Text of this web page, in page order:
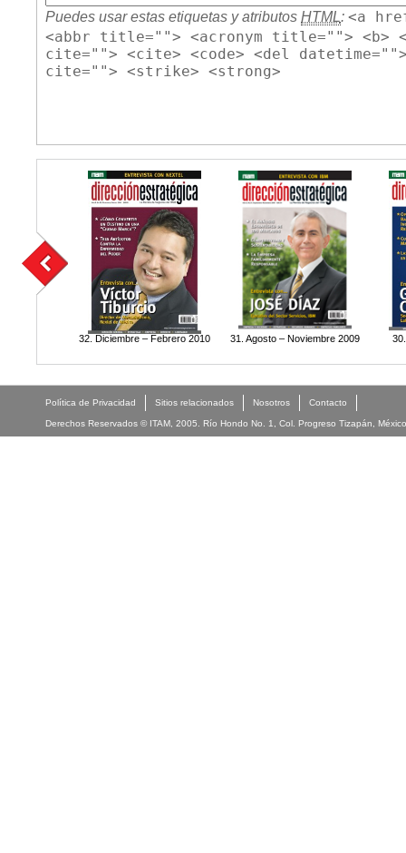
Puedes usar estas etiquetas y atributos HTML: <a
<abbr title=""> <acronym title=""> <b>
cite=""> <cite> <code> <del
cite=""> <strike> <strong>
32. Diciembre – Febrero 2010 31. Agosto – Noviembre 2009
Política de Privacidad Sitios relacionados Nosotros Contacto
Derechos Reservados © ITAM, 2005. Río Hondo No. 1, Col. Progreso Tizapán,